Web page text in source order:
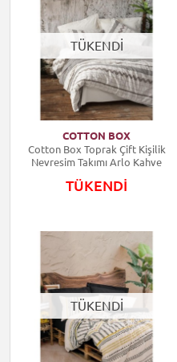
TÜKENDİ
COTTON BOX
Cotton Box Toprak Çift Kişilik
Nevresim Takımı Arlo Kahve
TÜKENDİ
TÜKENDİ